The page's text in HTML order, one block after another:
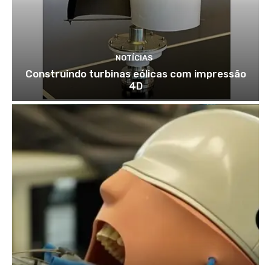
NOTÍCIAS
Construindo turbinas eólicas com impressão
4D